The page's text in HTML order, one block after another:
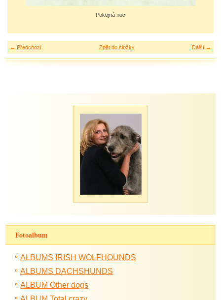
Pokojná noc
← Předchozí Další →
Zpět do složky
Fotoalbum
ALBUMS IRISH WOLFHOUNDS
ALBUMS DACHSHUNDS
ALBUM Other dogs